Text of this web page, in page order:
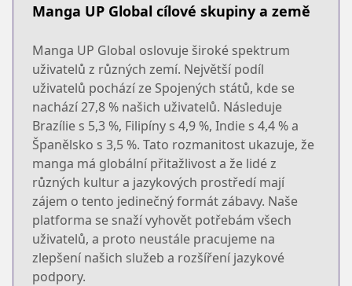
Manga UP Global cílové skupiny a země
Manga UP Global oslovuje široké spektrum
uživatelů z různých zemí. Největší podíl
uživatelů pochází ze Spojených států, kde se
nachází 27,8 % našich uživatelů. Následuje
Brazílie s 5,3 %, Filipíny s 4,9 %, Indie s 4,4 % a
Španělsko s 3,5 %. Tato rozmanitost ukazuje, že
manga má globální přitažlivost a že lidé z
různých kultur a jazykových prostředí mají
zájem o tento jedinečný formát zábavy. Naše
platforma se snaží vyhovět potřebám všech
uživatelů, a proto neustále pracujeme na
zlepšení našich služeb a rozšíření jazykové
podpory.